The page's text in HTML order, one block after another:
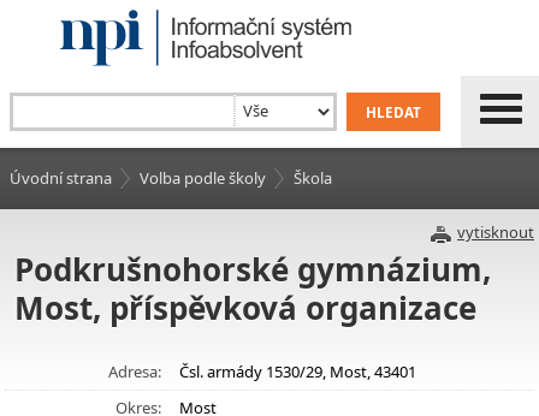
Úvodní strana Volba podle školy Škola
vytisknout
Podkrušnohorské gymnázium,
Most, příspěvková organizace
Adresa:
Čsl. armády 1530/29, Most, 43401
Okres:
Most